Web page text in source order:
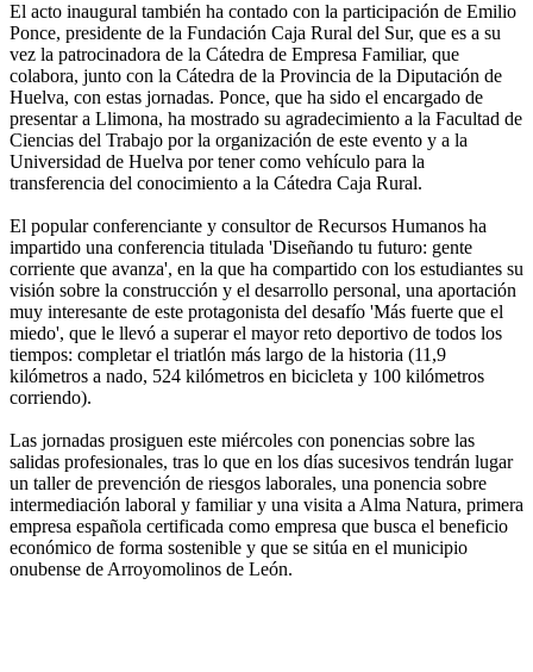
El acto inaugural también ha contado con la participación de Emilio
Ponce, presidente de la Fundación Caja Rural del Sur, que es a su
vez la patrocinadora de la Cátedra de Empresa Familiar, que
colabora, junto con la Cátedra de la Provincia de la Diputación de
Huelva, con estas jornadas. Ponce, que ha sido el encargado de
presentar a Llimona, ha mostrado su agradecimiento a la Facultad de
Ciencias del Trabajo por la organización de este evento y a la
Universidad de Huelva por tener como vehículo para la
transferencia del conocimiento a la Cátedra Caja Rural.
El popular conferenciante y consultor de Recursos Humanos ha
impartido una conferencia titulada 'Diseñando tu futuro: gente
corriente que avanza', en la que ha compartido con los estudiantes su
visión sobre la construcción y el desarrollo personal, una aportación
muy interesante de este protagonista del desafío 'Más fuerte que el
miedo', que le llevó a superar el mayor reto deportivo de todos los
tiempos: completar el triatlón más largo de la historia (11,9
kilómetros a nado, 524 kilómetros en bicicleta y 100 kilómetros
corriendo).
Las jornadas prosiguen este miércoles con ponencias sobre las
salidas profesionales, tras lo que en los días sucesivos tendrán lugar
un taller de prevención de riesgos laborales, una ponencia sobre
intermediación laboral y familiar y una visita a Alma Natura, primera
empresa española certificada como empresa que busca el beneficio
económico de forma sostenible y que se sitúa en el municipio
onubense de Arroyomolinos de León.